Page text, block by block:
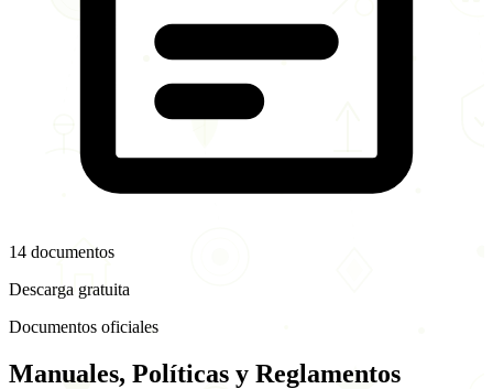
14 documentos
Descarga gratuita
Documentos oficiales
Manuales, Políticas y Reglamentos